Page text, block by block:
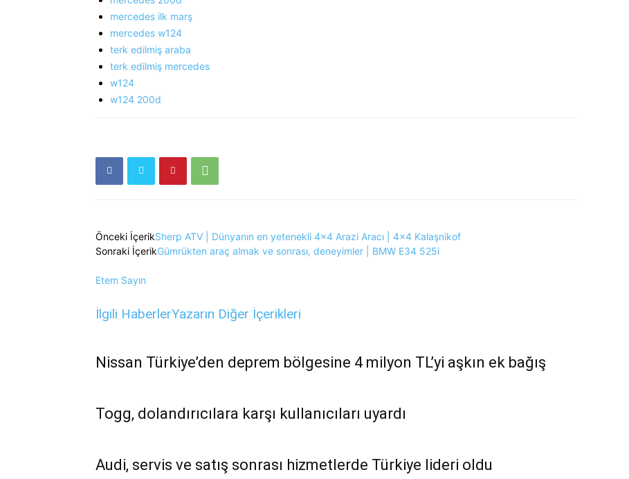
mercedes ilk marş
mercedes w124
terk edilmiş araba
terk edilmiş mercedes
w124
w124 200d
Önceki İçerikSherp ATV | Dünyanın en yetenekli 4×4 Arazi Aracı | 4×4 Kalaşnikof
Sonraki İçerikGümrükten araç almak ve sonrası, deneyimler | BMW E34 525i
Etem Sayın
İlgili HaberlerYazarın Diğer İçerikleri
Nissan Türkiye’den deprem bölgesine 4 milyon TL’yi aşkın ek bağış
Togg, dolandırıcılara karşı kullanıcıları uyardı
Audi, servis ve satış sonrası hizmetlerde Türkiye lideri oldu